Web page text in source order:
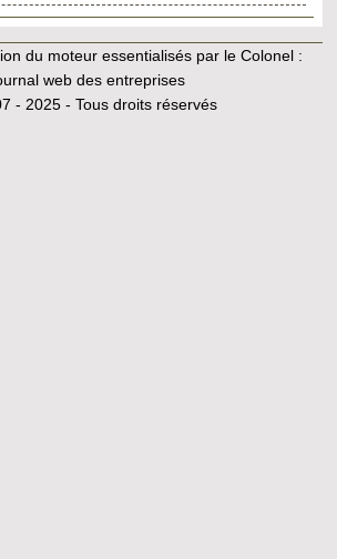
du moteur essentialisés par le Colonel :
web des entreprises
- 2025 - Tous droits réservés